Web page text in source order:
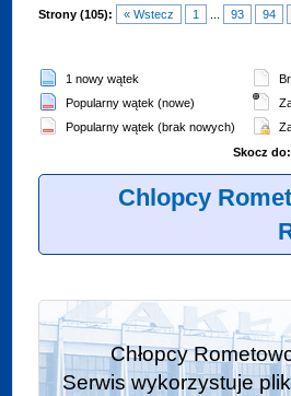
Strony (105): « Wstecz 1 93 94
1 nowy wątek
Popularny wątek (nowe)
Popularny wątek (brak nowych)
Skocz do:
Chlopcy
Chłopcy
Serwis wykorzystuje